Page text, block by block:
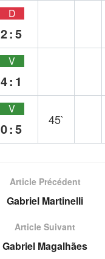
D
2:5
V
4:1
V
0:5
45`
Article Précédent
Gabriel Martinelli
Article Suivant
Gabriel Magalhães